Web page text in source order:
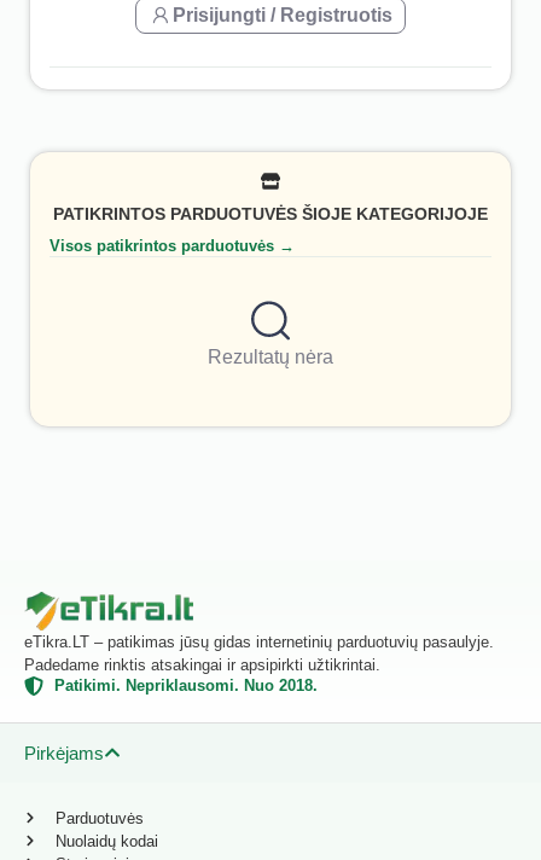
Prisijungti / Registruotis
PATIKRINTOS PARDUOTUVĖS ŠIOJE KATEGORIJOJE
Visos patikrintos parduotuvės →
Rezultatų nėra
eTikra.LT – patikimas jūsų gidas internetinių parduotuvių pasaulyje.
Padedame rinktis atsakingai ir apsipirkti užtikrintai.
Patikimi. Nepriklausomi. Nuo 2018.
Pirkėjams
Parduotuvės
Nuolaidų kodai